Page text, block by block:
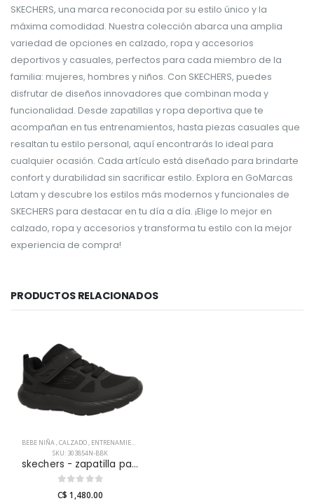
SKECHERS, una marca reconocida por su estilo único y la
máxima comodidad. Nuestra colección abarca una amplia
variedad de opciones en calzado, ropa y accesorios
deportivos y casuales, perfectos para cada miembro de la
familia: mujeres, hombres y niños. Con SKECHERS, puedes
disfrutar de diseños innovadores que combinan moda y
funcionalidad. Desde zapatillas y ropa deportiva que te
acompañan en tus entrenamientos, hasta piezas casuales que
resaltan tu estilo personal, aquí encontrarás lo ideal para
cualquier ocasión. Cada artículo está diseñado para brindarte
confort y durabilidad sin sacrificar estilo. Explora en GoMarcas
Latam y descubre los estilos más modernos y funcionales de
SKECHERS para destacar en tu día a día. ¡Elige lo mejor en
calzado, ropa y accesorios y transforma tu estilo con la mejor
experiencia de compra!
PRODUCTOS RELACIONADOS
BEBE NIÑA,CALZADO, ENTRENAMIENTO
SKU: 303854N-BBK
skechers - zapatilla para entrenamiento dyna-lite para niña infante
C$ 1,480.00